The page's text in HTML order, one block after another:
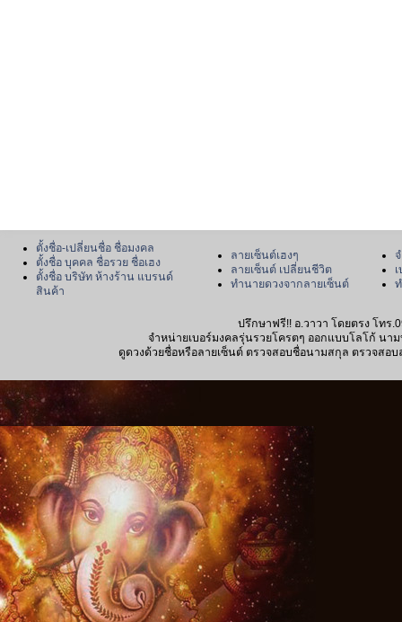
ตั้งชื่อ-เปลี่ยนชื่อ ชื่อมงคล
ตั้งชื่อ บุคคล ชื่อรวย ชื่อเฮง
ตั้งชื่อ บริษัท ห้างร้าน แบรนด์
สินค้า
ลายเซ็นต์เฮงๆ
ลายเซ็นต์ เปลี่ยนชีวิต
ทำนายดวงจากลายเซ็นต์
ปรึกษาฟรี!! อ.วาวา โดยตรง โทร
จำหน่ายเบอร์มงคลรุ่นรวยโครตๆ ออกแบบโลโก้ นา
ดูดวงด้วยชื่อหรือลายเซ็นต์ ตรวจสอบชื่อนามสกุล ตรวจสอ